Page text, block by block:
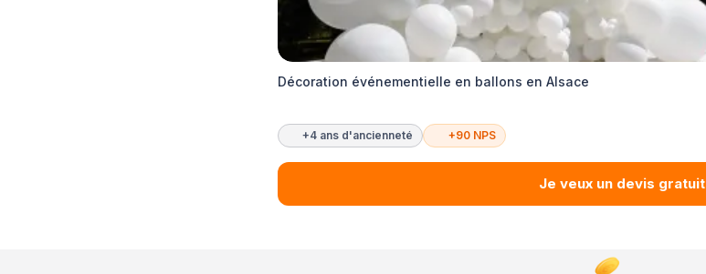
Décoration événementielle en ballons en Alsace
+4 ans d'ancienneté +90 NPS
Je veux un devis gratuit